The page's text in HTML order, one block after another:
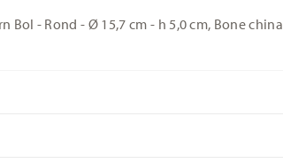
Bol - Rond - Ø 15,7 cm - h 5,0 cm, Bone china